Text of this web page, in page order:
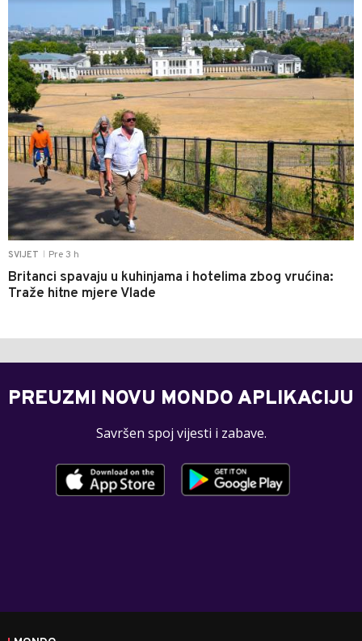
SVIJET Pre 3 h
Britanci spavaju u kuhinjama i hotelima zbog vrućina:
Traže hitne mjere Vlade
PREUZMI NOVU MONDO APLIKACIJU
Savršen spoj vijesti i zabave.